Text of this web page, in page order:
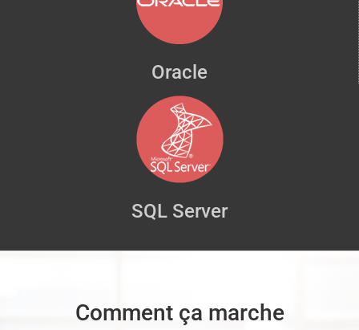
Oracle
SQL Server
Comment ça marche